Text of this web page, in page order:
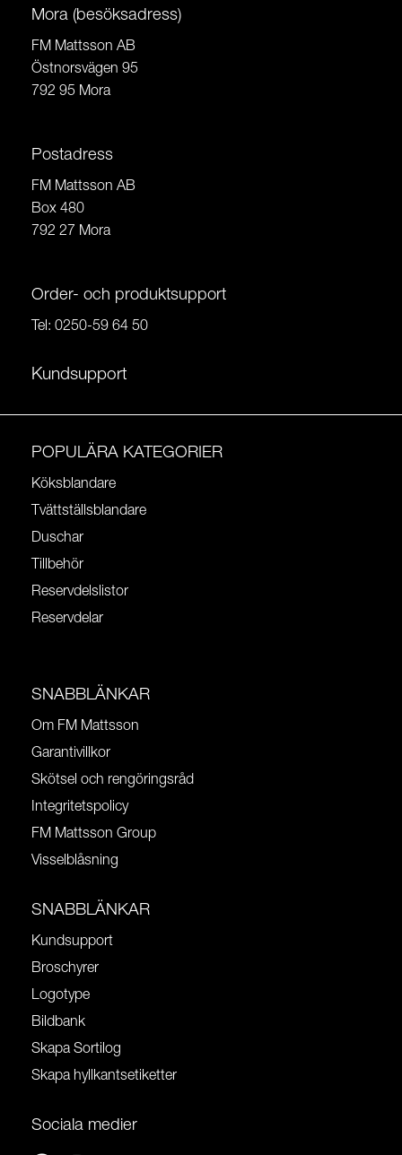
Mora (besöksadress)
FM Mattsson AB
Östnorsvägen 95
792 95 Mora
Postadress
FM Mattsson AB
Box 480
792 27 Mora
Order- och produktsupport
Tel: 0250-59 64 50
Kundsupport
POPULÄRA KATEGORIER
Köksblandare
Tvättställsblandare
Duschar
Tillbehör
Reservdelslistor
Reservdelar
SNABBLÄNKAR
Om FM Mattsson
Garantivillkor
Skötsel och rengöringsråd
Integritetspolicy
FM Mattsson Group
Visselblåsning
SNABBLÄNKAR
Kundsupport
Broschyrer
Logotype
Bildbank
Skapa Sortilog
Skapa hyllkantsetiketter
Sociala medier